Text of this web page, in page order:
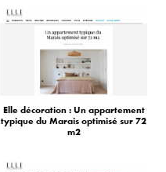
Elle décoration : Un appartement
typique du Marais optimisé sur 72
m2